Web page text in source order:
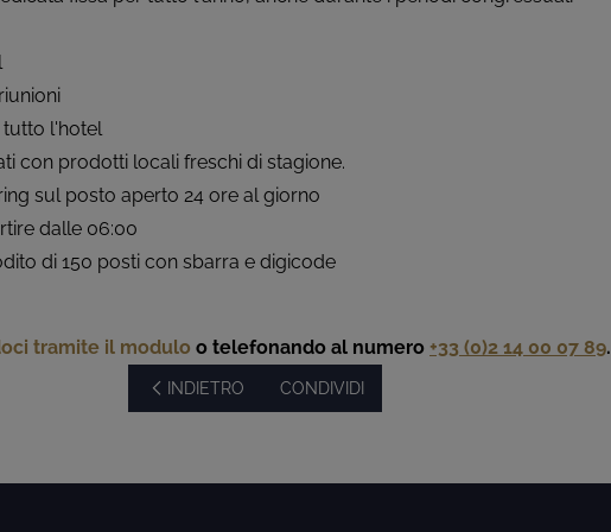
tutto l'hotel
con prodotti locali freschi di stagione.
sul posto aperto 24 ore al giorno
dalle 06:00
di 150 posti con sbarra e digicode
tramite il modulo o telefonando al numero +33 (0)2 14 00 07 89.
INDIETRO CONDIVIDI